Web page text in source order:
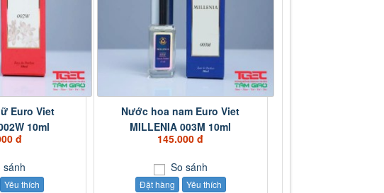
Euro Viet
10ml
đ
sánh
Yêu thích
Nước hoa nam Euro Viet
MILLENIA 003M 10ml
145.000 đ
So sánh
Đặt hàng Yêu thích